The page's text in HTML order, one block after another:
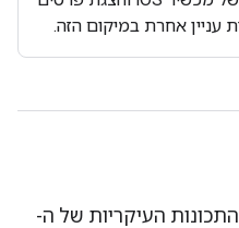
עניין אחרת במיקום הזה.
העיקריות של ה-